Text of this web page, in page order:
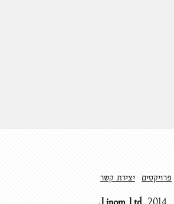
פרויקטים יצירת קשר